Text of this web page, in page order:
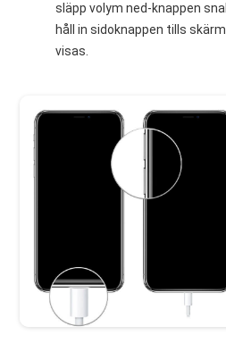
släpp volym ned-knappen
håll in sidoknappen tills
visas.